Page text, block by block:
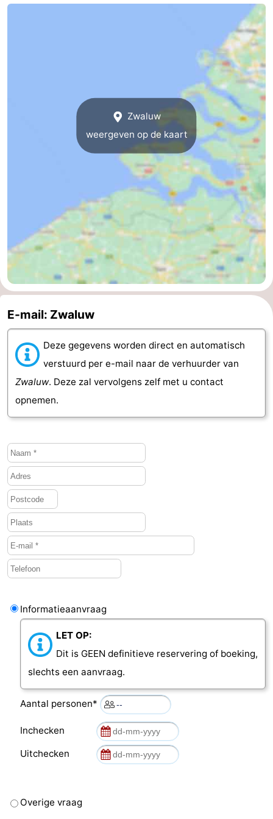
adressen
Regio
Zuid-
Holland
-
Leiden
Bollenstreek
Natuur
Hollands
Noordwijk
Scheveningen
-
Den
Haag
-
Rotterdam
-
Rockanje
Zeeland
Schouwen-
Brouwershaven
Bruinisse
Zierikzee
Natuur
Oosterschelde
Burgh
Haamstede
Natuur
Walcheren
Zwaluw
weergeven op de kaart
E-mail: Zwaluw
Deze gegevens worden direct en automatisch
verstuurd per e-mail naar de verhuurder van
Zwaluw. Deze zal vervolgens zelf met u contact
opnemen.
Informatieaanvraag
LET OP:
Dit is GEEN definitieve reservering of boeking,
slechts een aanvraag.
Aantal personen*
Inchecken
Uitchecken
Overige vraag